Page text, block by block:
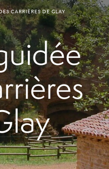
CARRIÈRES DE GLAY